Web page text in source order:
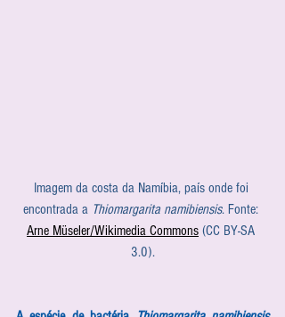
Imagem da costa da Namíbia, país onde foi
encontrada a Thiomargarita namibiensis. Fonte:
Arne Müseler/Wikimedia Commons (CC BY-SA
3.0).